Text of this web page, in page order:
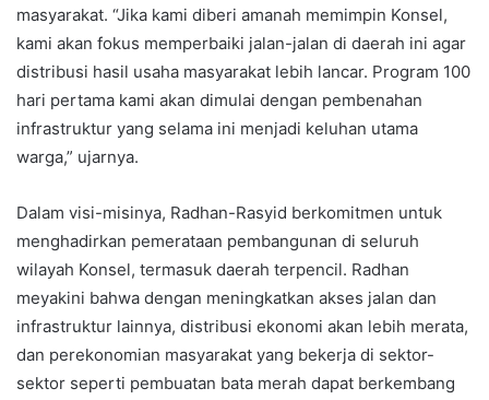
masyarakat. “Jika kami diberi amanah memimpin Konsel,
kami akan fokus memperbaiki jalan-jalan di daerah ini agar
distribusi hasil usaha masyarakat lebih lancar. Program 100
hari pertama kami akan dimulai dengan pembenahan
infrastruktur yang selama ini menjadi keluhan utama
warga,” ujarnya.
Dalam visi-misinya, Radhan-Rasyid berkomitmen untuk
menghadirkan pemerataan pembangunan di seluruh
wilayah Konsel, termasuk daerah terpencil. Radhan
meyakini bahwa dengan meningkatkan akses jalan dan
infrastruktur lainnya, distribusi ekonomi akan lebih merata,
dan perekonomian masyarakat yang bekerja di sektor-
sektor seperti pembuatan bata merah dapat berkembang